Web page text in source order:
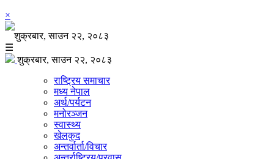
×
शुक्रबार, साउन २२, २०८३
☰
शुक्रबार, साउन २२, २०८३
राष्ट्रिय समाचार
मध्य नेपाल
अर्थ/पर्यटन
मनोरञ्जन
स्वास्थ्य
खेलकुद
अन्तर्वार्ता/विचार